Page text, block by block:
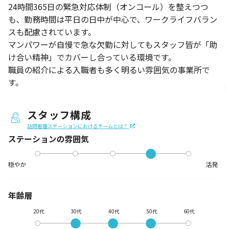
24時間365日の緊急対応体制（オンコール）を整えつつ
も、勤務時間は平日の日中が中心で、ワークライフバラン
スも配慮されています。
マンパワーが自慢で急な欠勤に対してもスタッフ皆が「助
け合い精神」でカバーし合っている環境です。
職員の紹介による入職者も多く明るい雰囲気の事業所で
す。
スタッフ構成
訪問看護ステーションにおけるチームとは？
ステーションの雰囲気
穏やか 活発
年齢層
20代 30代 40代 50代 60代